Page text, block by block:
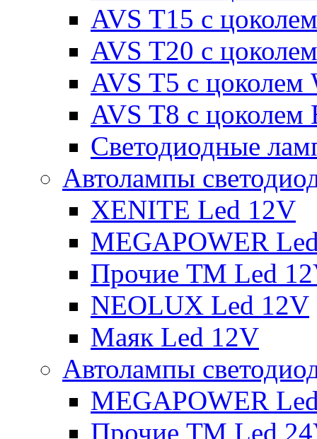
AVS T15 с
AVS T20 с
AVS T5 с цоколем
AVS T8 с цоколем
Светодиодные
Автолампы
XENITE Led 12V
MEGAPOWER
Прочие ТМ Led
NEOLUX Led 12V
Маяк Led 12V
Автолампы
MEGAPOWER
Прочие ТМ Led